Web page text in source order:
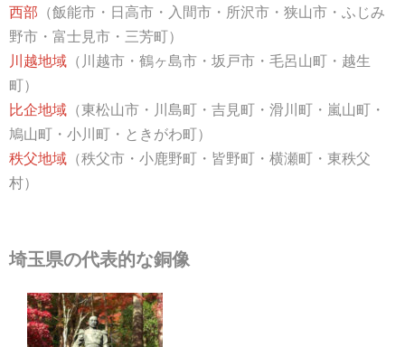
西部 （飯能市・日高市・入間市・所沢市・狭山市・ふじみ
野市・富士見市・三芳町）
川越地域 （川越市・鶴ヶ島市・坂戸市・毛呂山町・越生
町）
比企地域 （東松山市・川島町・吉見町・滑川町・嵐山町・
鳩山町・小川町・ときがわ町）
秩父地域 （秩父市・小鹿野町・皆野町・横瀬町・東秩父
村）
埼玉県の代表的な銅像